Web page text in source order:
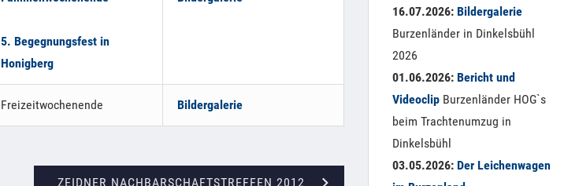
5. Begegnungsfest in
Honigberg
Freizeitwochenende Bildergalerie
ZEIDNER NACHBARSCHAFTSTREFFEN 2012
16.07.2026: Bildergalerie
Burzenländer in Dinkelsbühl
2026
01.06.2026: Bericht und
Videoclip Burzenländer HOG`s
beim Trachtenumzug in
Dinkelsbühl
03.05.2026: Der Leichenwagen